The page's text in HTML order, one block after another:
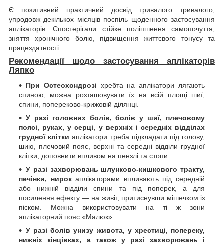
Є позитивний практичний досвід тривалого тривалого,
упродовж декількох місяців поспіль щоденного застосування
аплікаторів. Спостерігали стійке поліпшення самопочуття,
зняття хронічного болю, підвищення життєвого тонусу та
працездатності.
Рекомендації щодо застосування аплікаторів
Ляпко
При Остеохондрозі хребта на аплікатори лягають
спиною, можна розташовувати їх на всій площі шиї,
спини, попереково-крижовій ділянці.
У разі головних болів, болів у шиї, плечовому
поясі, руках, у серці, у верхніх і середніх відділах
грудної клітки аплікатори треба підкладати під голову,
шию, плечовий пояс, верхні та середні відділи грудної
клітки, доповнити впливом на пензлі та стопи.
У разі захворювань шлунково-кишкового тракту,
печінки, нирокаплікаторами впливають під середній
або нижній відділи спини та під поперек, а для
посилення ефекту — на живіт, притиснувши мішечком із
піском. Можна використовувати на ті ж зони
аплікаторний пояс «Малюк».
У разі болів унизу живота, у хрестиці, попереку,
нижніх кінцівках, а також у разі захворювань і